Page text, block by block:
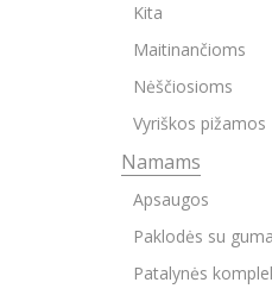
Kita
Maitinančioms
Nėščiosioms
Vyriškos pižamos
Namams
Apsaugos
Paklodės su guma
Patalynės